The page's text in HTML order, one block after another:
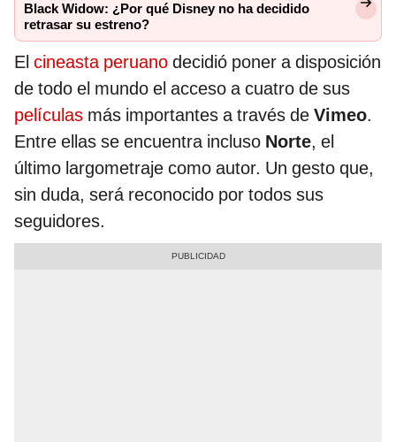
Black Widow: ¿Por qué Disney no ha decidido
retrasar su estreno?
El cineasta peruano decidió poner a disposición
de todo el mundo el acceso a cuatro de sus
películas más importantes a través de Vimeo.
Entre ellas se encuentra incluso Norte, el
último largometraje como autor. Un gesto que,
sin duda, será reconocido por todos sus
seguidores.